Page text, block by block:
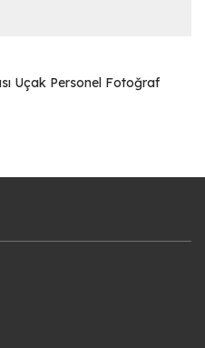
Uçak Personel Fotoğraf